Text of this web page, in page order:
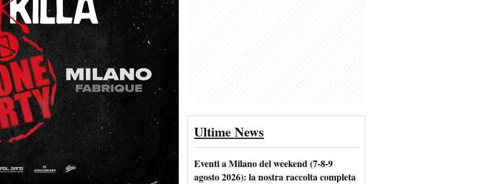
Ultime News
Eventi a Milano del weekend (7-8-9
agosto 2026): la nostra raccolta completa